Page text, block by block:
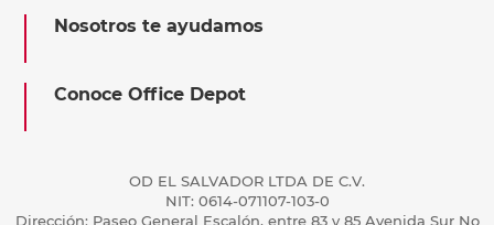
Nosotros te ayudamos
Conoce Office Depot
OD EL SALVADOR LTDA DE C.V.
NIT: 0614-071107-103-0
Dirección: Paseo General Escalón, entre 83 y 85 Avenida Sur No